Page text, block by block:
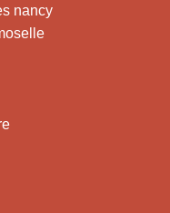
nancy